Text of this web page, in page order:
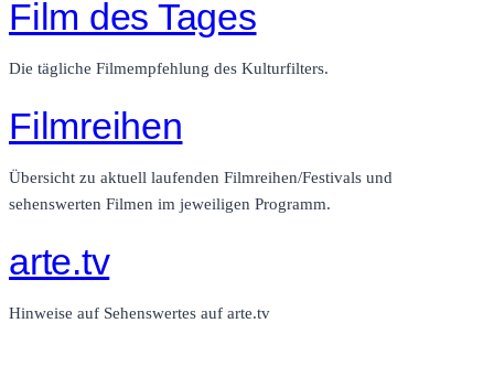
Film des Tages
Die tägliche Filmempfehlung des Kulturfilters.
Filmreihen
Übersicht zu aktuell laufenden Filmreihen/Festivals und
sehenswerten Filmen im jeweiligen Programm.
arte.tv
Hinweise auf Sehenswertes auf arte.tv